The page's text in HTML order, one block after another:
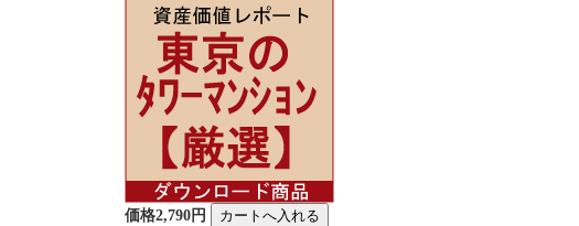
価格2,790円